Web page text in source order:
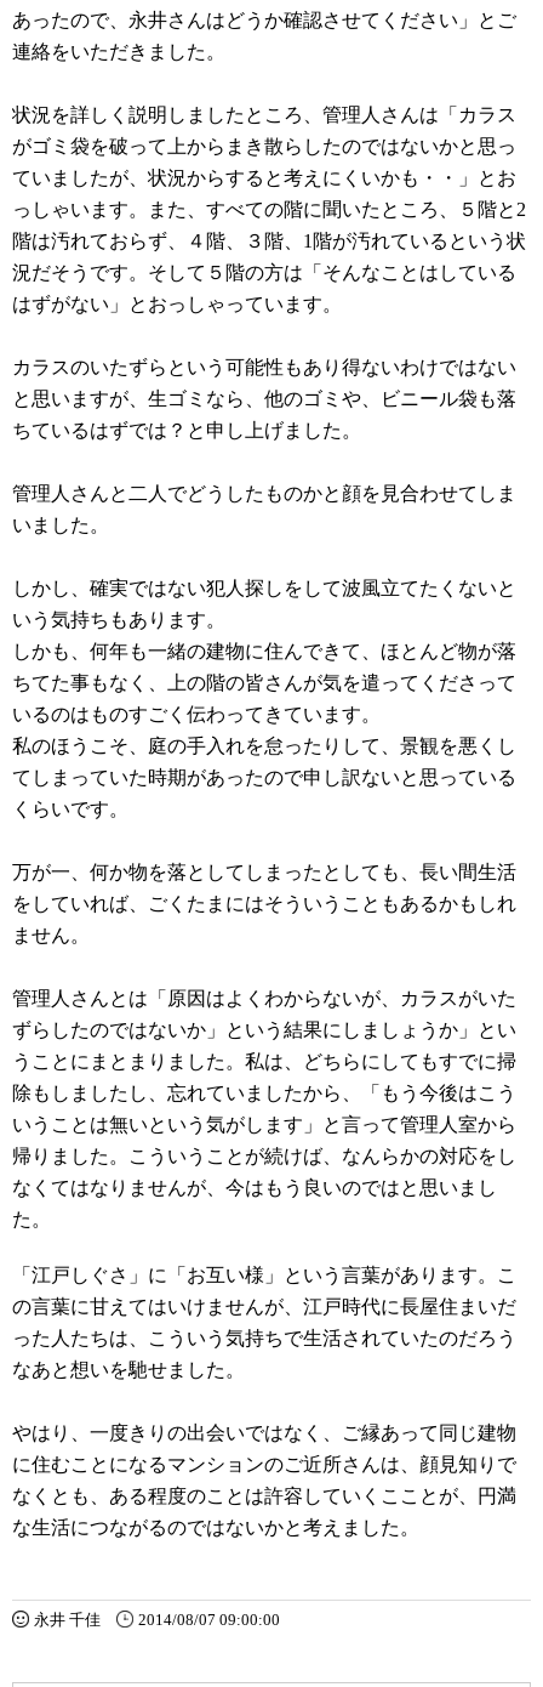
あったので、永井さんはどうか確認させてください」とご
連絡をいただきました。
状況を詳しく説明しましたところ、管理人さんは「カラス
がゴミ袋を破って上からまき散らしたのではないかと思っ
ていましたが、状況からすると考えにくいかも・・」とお
っしゃいます。また、すべての階に聞いたところ、５階と2
階は汚れておらず、４階、３階、1階が汚れているという状
況だそうです。そして５階の方は「そんなことはしている
はずがない」とおっしゃっています。
カラスのいたずらという可能性もあり得ないわけではない
と思いますが、生ゴミなら、他のゴミや、ビニール袋も落
ちているはずでは？と申し上げました。
管理人さんと二人でどうしたものかと顔を見合わせてしま
いました。
しかし、確実ではない犯人探しをして波風立てたくないと
いう気持ちもあります。
しかも、何年も一緒の建物に住んできて、ほとんど物が落
ちてた事もなく、上の階の皆さんが気を遣ってくださって
いるのはものすごく伝わってきています。
私のほうこそ、庭の手入れを怠ったりして、景観を悪くし
てしまっていた時期があったので申し訳ないと思っている
くらいです。
万が一、何か物を落としてしまったとしても、長い間生活
をしていれば、ごくたまにはそういうこともあるかもしれ
ません。
管理人さんとは「原因はよくわからないが、カラスがいた
ずらしたのではないか」という結果にしましょうか」とい
うことにまとまりました。私は、どちらにしてもすでに掃
除もしましたし、忘れていましたから、「もう今後はこう
いうことは無いという気がします」と言って管理人室から
帰りました。こういうことが続けば、なんらかの対応をし
なくてはなりませんが、今はもう良いのではと思いまし
た。
「江戸しぐさ」に「お互い様」という言葉があります。こ
の言葉に甘えてはいけませんが、江戸時代に長屋住まいだ
った人たちは、こういう気持ちで生活されていたのだろう
なあと想いを馳せました。
やはり、一度きりの出会いではなく、ご縁あって同じ建物
に住むことになるマンションのご近所さんは、顔見知りで
なくとも、ある程度のことは許容していくこことが、円満
な生活につながるのではないかと考えました。
永井 千佳 2014/08/07 09:00:00